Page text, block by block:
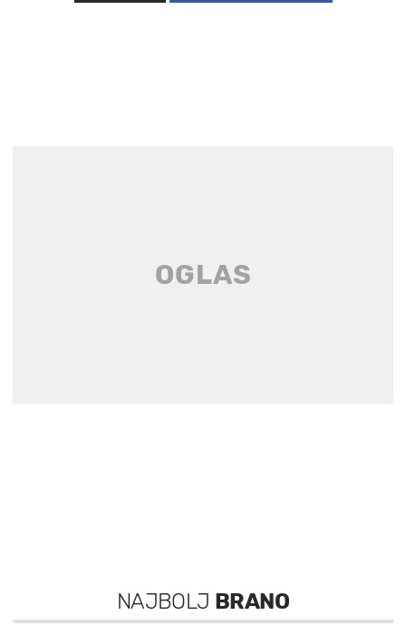
NAJBOLJ BRANO